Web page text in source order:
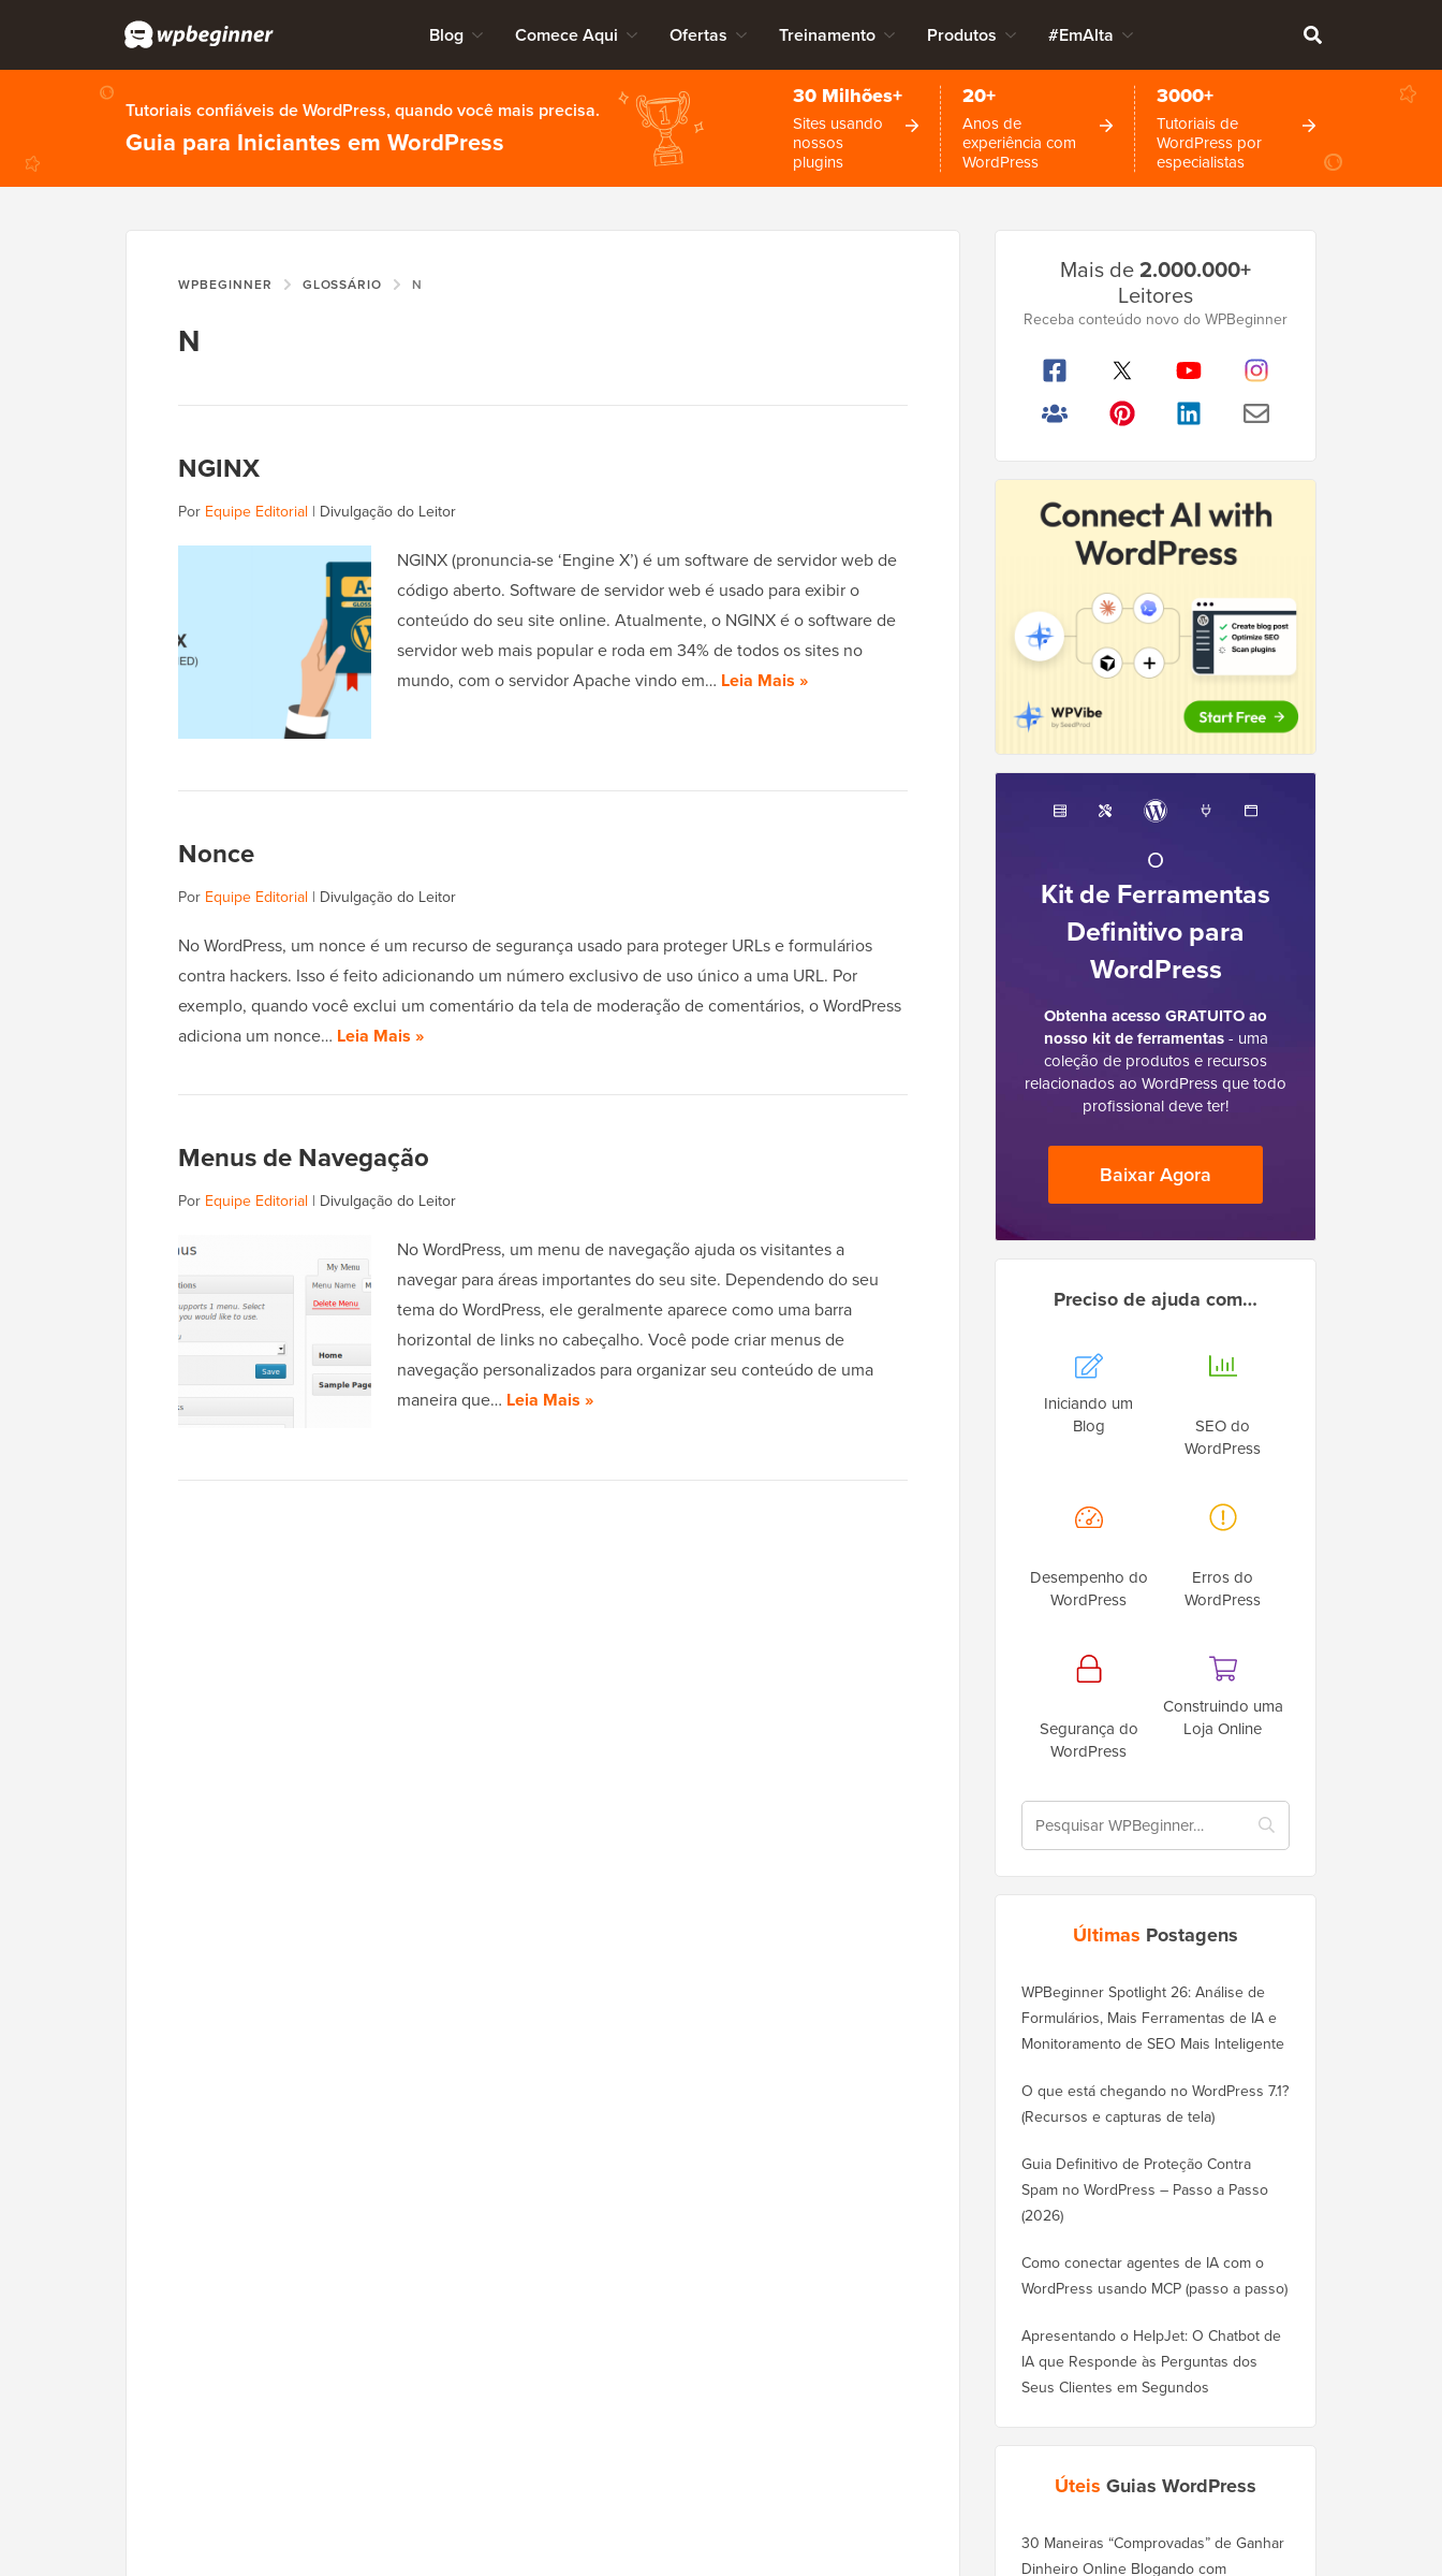
Blog Comece Aqui Ofertas Treinamento Produtos #EmAlta
Tutoriais confiáveis de WordPress, quando você mais precisa.
Guia para Iniciantes em WordPress
30 Milhões+
Sites usando
nossos
plugins
20+
Anos de
experiência com
WordPress
3000+
Tutoriais de
WordPress por
especialistas
WPBEGINNER GLOSSÁRIO N
N
NGINX
Por Equipe Editorial | Divulgação do Leitor
NGINX (pronuncia-se ‘Engine X’) é um software de servidor web de
código aberto. Software de servidor web é usado para exibir o
conteúdo do seu site online. Atualmente, o NGINX é o software de
servidor web mais popular e roda em 34% de todos os sites no
mundo, com o servidor Apache vindo em… Leia Mais »
Nonce
Por Equipe Editorial | Divulgação do Leitor
No WordPress, um nonce é um recurso de segurança usado para proteger URLs e formulários
contra hackers. Isso é feito adicionando um número exclusivo de uso único a uma URL. Por
exemplo, quando você exclui um comentário da tela de moderação de comentários, o WordPress
adiciona um nonce… Leia Mais »
Menus de Navegação
Por Equipe Editorial | Divulgação do Leitor
No WordPress, um menu de navegação ajuda os visitantes a
navegar para áreas importantes do seu site. Dependendo do seu
tema do WordPress, ele geralmente aparece como uma barra
horizontal de links no cabeçalho. Você pode criar menus de
navegação personalizados para organizar seu conteúdo de uma
maneira que… Leia Mais »
Lateral
Principal
Mais de2.000.000+
Leitores
Receba conteúdo novo do WPBeginner
O
Kit de Ferramentas
Definitivo para
WordPress
Obtenha acesso GRATUITO ao
nosso kit de ferramentas- uma
coleção de produtos e recursos
relacionados ao WordPress que todo
profissional deve ter!
Baixar Agora
Preciso de ajuda com…
Iniciando um
Blog
SEO do
WordPress
Desempenho do
WordPress
Erros do
WordPress
Segurança do
WordPress
Construindo uma
Loja Online
Últimas Postagens
WPBeginner Spotlight 26: Análise de
Formulários, Mais Ferramentas de IA e
Monitoramento de SEO Mais Inteligente
O que está chegando no WordPress 7.1?
(Recursos e capturas de tela)
Guia Definitivo de Proteção Contra
Spam no WordPress – Passo a Passo
(2026)
Como conectar agentes de IA com o
WordPress usando MCP (passo a passo)
Apresentando o HelpJet: O Chatbot de
IA que Responde às Perguntas dos
Seus Clientes em Segundos
Úteis Guias WordPress
30 Maneiras “Comprovadas” de Ganhar
Dinheiro Online Blogando com